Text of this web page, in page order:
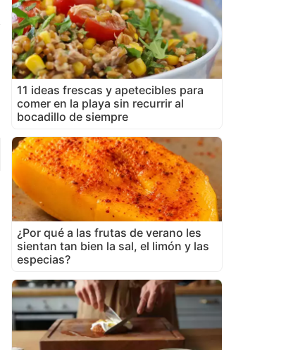
11 ideas frescas y apetecibles para
comer en la playa sin recurrir al
bocadillo de siempre
¿Por qué a las frutas de verano les
sientan tan bien la sal, el limón y las
especias?